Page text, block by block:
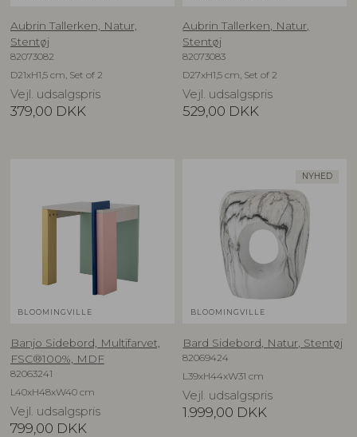
Aubrin Tallerken, Natur,
Stentøj
82073082
D21xH1,5 cm, Set of 2
Vejl. udsalgspris
379,00 DKK
Aubrin Tallerken, Natur,
Stentøj
82073083
D27xH1,5 cm, Set of 2
Vejl. udsalgspris
529,00 DKK
BLOOMINGVILLE
Banjo Sidebord, Multifarvet,
FSC®100%, MDF
82063241
L40xH48xW40 cm
Vejl. udsalgspris
799,00 DKK
NYHED
BLOOMINGVILLE
Bard Sidebord, Natur, Stentøj
82069424
L39xH44xW31 cm
Vejl. udsalgspris
1.999,00 DKK